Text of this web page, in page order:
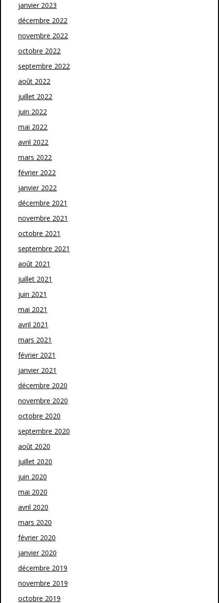
janvier 2023
décembre 2022
novembre 2022
octobre 2022
septembre 2022
août 2022
juillet 2022
juin 2022
mai 2022
avril 2022
mars 2022
février 2022
janvier 2022
décembre 2021
novembre 2021
octobre 2021
septembre 2021
août 2021
juillet 2021
juin 2021
mai 2021
avril 2021
mars 2021
février 2021
janvier 2021
décembre 2020
novembre 2020
octobre 2020
septembre 2020
août 2020
juillet 2020
juin 2020
mai 2020
avril 2020
mars 2020
février 2020
janvier 2020
décembre 2019
novembre 2019
octobre 2019